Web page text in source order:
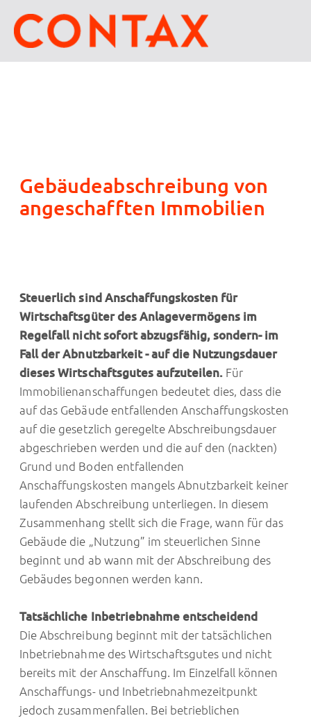
Gebäudeabschreibung von
angeschafften Immobilien
Steuerlich sind Anschaffungskosten für
Wirtschaftsgüter des Anlagevermögens im
Regelfall nicht sofort abzugsfähig, sondern- im
Fall der Abnutzbarkeit - auf die Nutzungsdauer
dieses Wirtschaftsgutes aufzuteilen. Für
Immobilienanschaffungen bedeutet dies, dass die
auf das Gebäude entfallenden Anschaffungskosten
auf die gesetzlich geregelte Abschreibungsdauer
abgeschrieben werden und die auf den (nackten)
Grund und Boden entfallenden
Anschaffungskosten mangels Abnutzbarkeit keiner
laufenden Abschreibung unterliegen. In diesem
Zusammenhang stellt sich die Frage, wann für das
Gebäude die „Nutzung” im steuerlichen Sinne
beginnt und ab wann mit der Abschreibung des
Gebäudes begonnen werden kann.
Tatsächliche Inbetriebnahme entscheidend
Die Abschreibung beginnt mit der tatsächlichen
Inbetriebnahme des Wirtschaftsgutes und nicht
bereits mit der Anschaffung. Im Einzelfall können
Anschaffungs- und Inbetriebnahmezeitpunkt
jedoch zusammenfallen. Bei betrieblichen